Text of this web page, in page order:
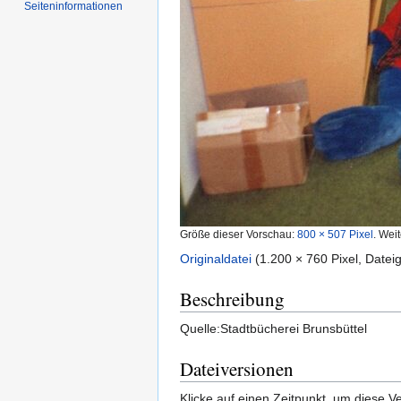
Größe dieser Vorschau: 800 × 507 Pixel
Originaldatei (1.200 × 760 Pixel,
Beschreibung
Quelle:Stadtbücherei Brunsbüttel
Dateiversionen
Seiten­informationen